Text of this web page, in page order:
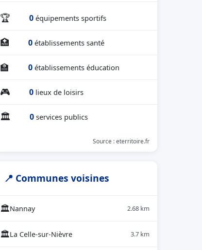
🏆 0 équipements sportifs
🏥 0 établissements santé
🏫 0 établissements éducation
🎮 0 lieux de loisirs
🏛 0 services publics
Source : eterritoire.fr
📍 Communes voisines
🏛Nannay 2.68 km
🏛La Celle-sur-Nièvre 3.7 km